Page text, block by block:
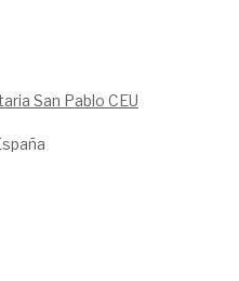
San Pablo CEU